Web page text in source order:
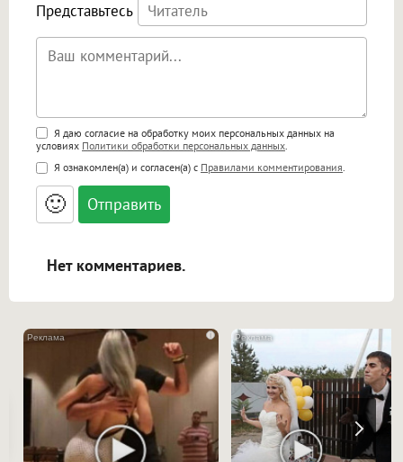
Представьтесь
Поддержка HTML
<b>, <strong>, <u>, <i>, <em>, <s>, <big>,
<small>, <sup>, <sub>, <pre>, <ul>, <ol>, <li>,
<blockquote>, <code> экранирует HTML,
адреса URL автоматически становятся
ссылками, и [img]адрес[/img] будет
Я даю согласие на обработку моих персональных данных на
условиях Политики обработки персональных данных.
Я ознакомлен(а) и согласен(а) с Правилами комментирования.
🙂
Нет комментариев.
i